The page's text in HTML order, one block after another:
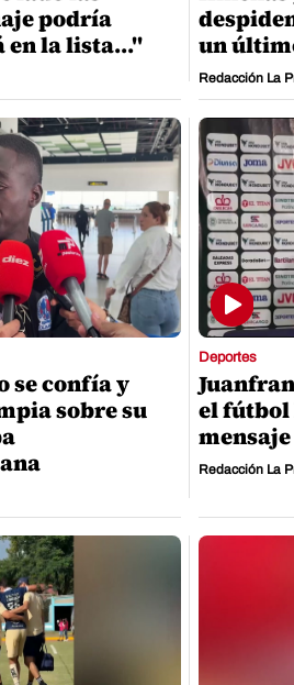
podría
en la lista..."
un
Redacción La
se confía y
sobre su
Deportes
el fútbol
Redacción La